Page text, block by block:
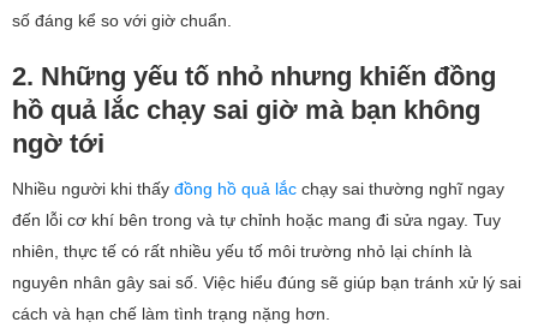
số đáng kể so với giờ chuẩn.
2. Những yếu tố nhỏ nhưng khiến đồng
hồ quả lắc chạy sai giờ mà bạn không
ngờ tới
Nhiều người khi thấy đồng hồ quả lắc chạy sai thường nghĩ ngay
đến lỗi cơ khí bên trong và tự chỉnh hoặc mang đi sửa ngay. Tuy
nhiên, thực tế có rất nhiều yếu tố môi trường nhỏ lại chính là
nguyên nhân gây sai số. Việc hiểu đúng sẽ giúp bạn tránh xử lý sai
cách và hạn chế làm tình trạng nặng hơn.